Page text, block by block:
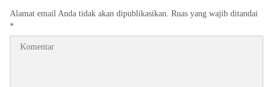
Alamat email Anda tidak akan dipublikasikan. Ruas yang wajib ditandai
*